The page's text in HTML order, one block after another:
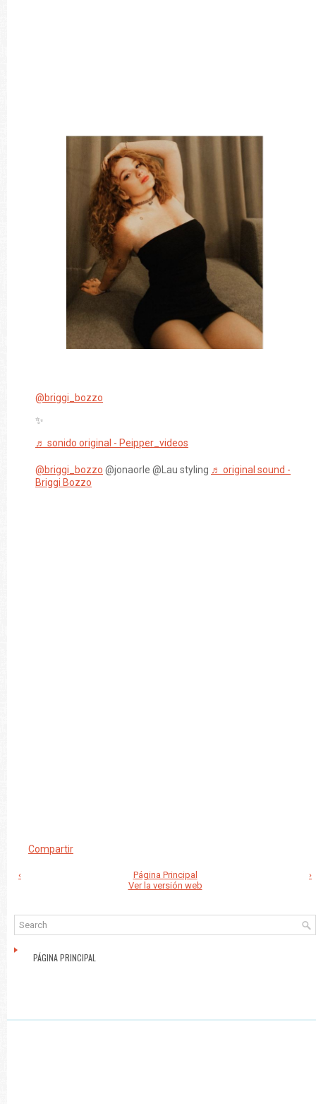
@briggi_bozzo
✨
♬ sonido original - Peipper_videos
@briggi_bozzo @jonaorle @Lau styling ♬ original sound -
Briggi Bozzo
Compartir
‹ ›
Página Principal
Ver la versión web
PÁGINA PRINCIPAL